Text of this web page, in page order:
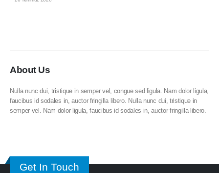
About Us
Nulla nunc dui, tristique in semper vel, congue sed ligula. Nam dolor ligula,
faucibus id sodales in, auctor fringilla libero. Nulla nunc dui, tristique in
semper vel. Nam dolor ligula, faucibus id sodales in, auctor fringilla libero.
Get In Touch